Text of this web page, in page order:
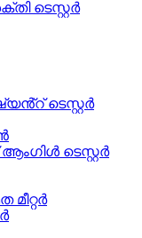
ടെസ്റ്റർ
ടെസ്റ്റർ
ടെസ്റ്റർ